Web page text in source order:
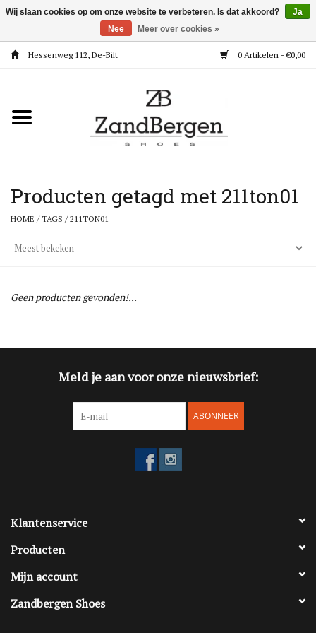
Hessenweg 112, De-Bilt 0 Artikelen - €0,00
Kleding
Meisjes
Jongens
Super Deals
Blog
Producten getagd met 211ton01
HOME /TAGS /211TON01
Geen producten gevonden!...
Meld je aan voor onze nieuwsbrief:
ABONNEER
Klantenservice
Producten
Mijn account
Zandbergen Shoes
Wij slaan cookies op om onze website te verbeteren. Is dat akkoord?
Ja
Nee
Meer over cookies »